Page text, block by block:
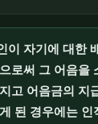
이 자기에 대한
로써 그 어음을
고 어음금의 지
된 경우에는 인